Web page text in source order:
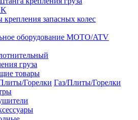
запасных колес
оборудование MOTO/ATV
груза
товары
Газ/Плиты/Горелки